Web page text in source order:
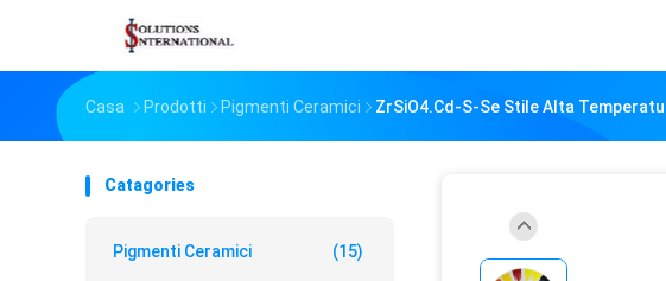
Casa Prodotti Pigmenti Ceramici ZrSiO4.Cd-S-Se Stile Alta
Catagories
Pigmenti Ceramici (15)